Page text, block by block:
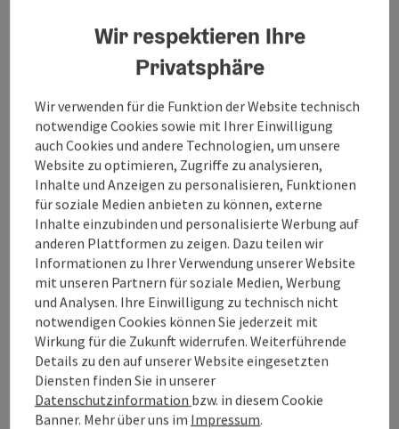
Perwang am Grabensee Idyllische Feriengemeinde direkt
am Grabensee Ankommen und erholen. Der idyllische
Ferienort Perwang am Grabensee ist ein Kleinod, wie es
Natur mit ihren sanften Hügeln, den Gebirgsketten in
Sichtweite und dem naturbelassenen Grabensee bietet
Perwang die idealen Bedingungen für nachhaltige
Erholung. Der naturgeschützte Grabensee ist 131 ha groß
und ein warmer Badesee. Er liegt inmitten eines
Naturschutzgebietes und lädt zum "Seele baumeln
lassen" ein. Ein wahres Paradies für Radfahrer und
Wanderer.
Öffnungszeiten
MOMontag geöffnet
DIDienstag geöffnet
MIMittwoch geöffnet
DODonnerstag geöffnet
FRFreitag geöffnet
SASamstag geöffnet
SOSonntag geöffnet
FEFeiertag geöffnet
KI
Tennisanlage Perwang
Tennis in Perwang Perwang ist ein schönes, gepflegtes
Erholungsdorf. Unter anderem bietet der Ort zwei
Tennisplätze. Unterricht und Leihausrüstung auf Anfrage!
Zur Erfrischung steht ein Getränkeautomat zur
Verfügung!
Perwang am Grabensee
Öffnungszeiten
Wir respektieren Ihre
Privatsphäre
Wir verwenden für die Funktion der Website technisch
notwendige Cookies sowie mit Ihrer Einwilligung
auch Cookies und andere Technologien, um unsere
Website zu optimieren, Zugriffe zu analysieren,
Inhalte und Anzeigen zu personalisieren, Funktionen
für soziale Medien anbieten zu können, externe
Inhalte einzubinden und personalisierte Werbung auf
anderen Plattformen zu zeigen. Dazu teilen wir
Informationen zu Ihrer Verwendung unserer Website
mit unseren Partnern für soziale Medien, Werbung
und Analysen. Ihre Einwilligung zu technisch nicht
notwendigen Cookies können Sie jederzeit mit
Wirkung für die Zukunft widerrufen. Weiterführende
Details zu den auf unserer Website eingesetzten
Diensten finden Sie in unserer
Datenschutzinformation bzw. in diesem Cookie
Banner. Mehr über uns im Impressum.